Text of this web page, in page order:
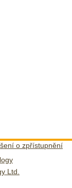
o zpřístupnění
Ltd.